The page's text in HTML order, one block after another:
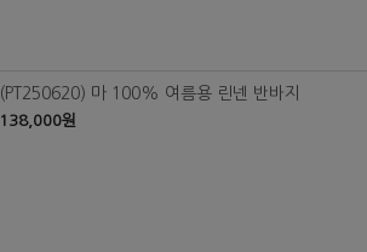
(PT250620) 마 100% 여름용 린넨 반바지
138,000원